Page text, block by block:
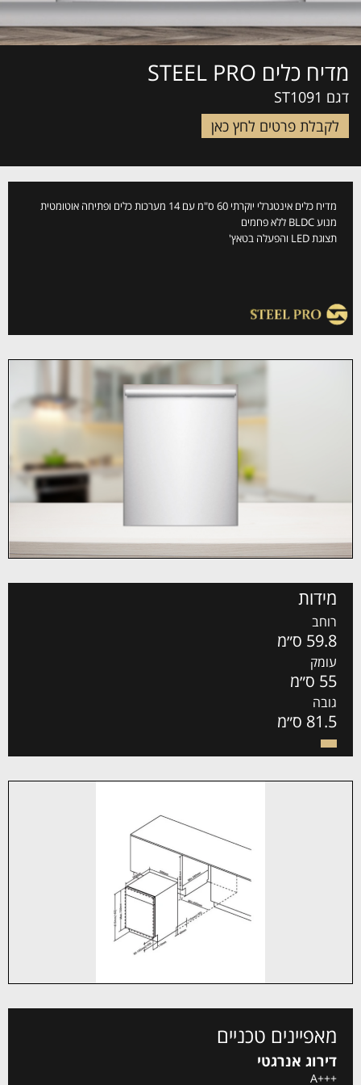
מדיח כלים STEEL PRO
דגם ST1091
לקבלת פרטים לחץ כאן
מדיח כלים אינטגרלי יוקרתי 60 ס"מ עם 14 מערכות כלים ופתיחה אוטומטית
מנוע BLDC ללא פחמים
תצוגת LED והפעלה בטאץ'
מידות
רוחב
59.8 ס״מ
עומק
55 ס״מ
גובה
81.5 ס״מ
מאפיינים טכניים
דירוג אנרגטי
+++A